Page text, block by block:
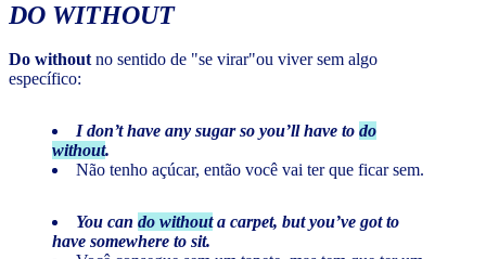
DO WITHOUT
Do without no sentido de "se virar"ou viver sem algo
específico:
I don’t have any sugar so you’ll have to do
without.
Não tenho açúcar, então você vai ter que ficar sem.
You can do withouta carpet, but you’ve got to
have somewhere to sit.